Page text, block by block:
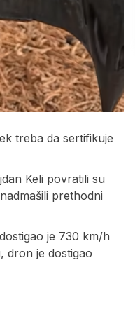
treba da sertifikuje
Keli povratili su
prethodni
je 730 km/h
dron je dostigao